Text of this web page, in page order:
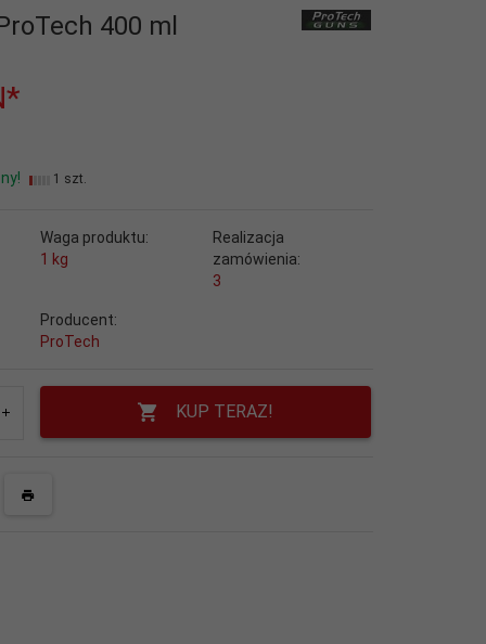
400 ml
1 szt.
Waga produktu:
1 kg
Realizacja
zamówienia:
3
Producent:
ProTech
KUP TERAZ!